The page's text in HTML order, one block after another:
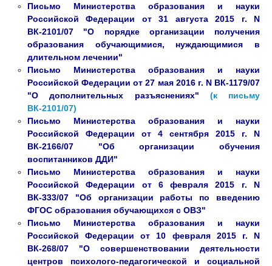
Письмо Министерства образования и науки
Российской Федерации от 31 августа 2015 г. N
ВК-2101/07 "О порядке организации получения
образования обучающимися, нуждающимися в
длительном лечении"
Письмо Министерства образования и науки
Российской Федерации от 27 мая 2016 г. N ВК-1179/07
"О дополнительных разъяснениях" (к письму
ВК-2101/07)
Письмо Министерства образования и науки
Российской Федерации от 4 сентября 2015 г. N
ВК-2166/07 "Об организации обучения
воспитанников ДДИ"
Письмо Министерства образования и науки
Российской Федерации от 6 февраля 2015 г. N
ВК-333/07 "Об организации работы по введению
ФГОС образования обучающихся с ОВЗ"
Письмо Министерства образования и науки
Российской Федерации от 10 февраля 2015 г. N
ВК-268/07 "О совершенствовании деятельности
центров психолого-педагогической и социальной